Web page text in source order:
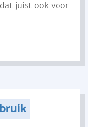
juist ook voor